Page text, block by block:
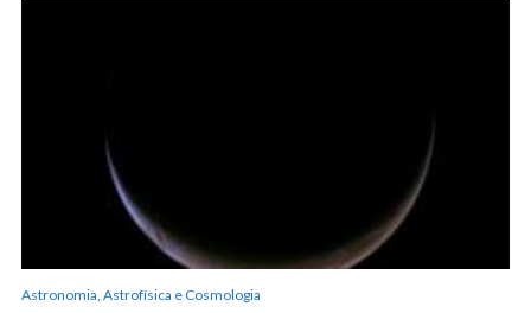
Astronomia, Astrofísica e Cosmologia